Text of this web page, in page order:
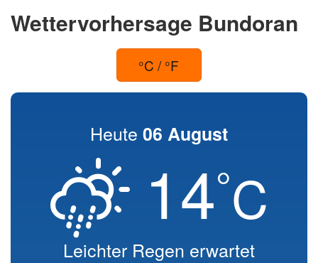
Wettervorhersage Bundoran
°C / °F
Heute 06 August
14°C
Leichter Regen erwartet